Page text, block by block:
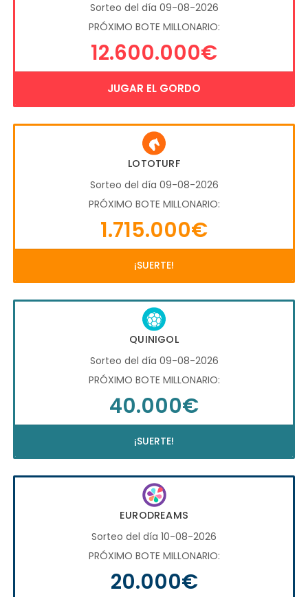
Sorteo del día 09-08-2026
PRÓXIMO BOTE MILLONARIO:
12.600.000€
JUGAR EL GORDO
LOTOTURF
Sorteo del día 09-08-2026
PRÓXIMO BOTE MILLONARIO:
1.715.000€
¡SUERTE!
QUINIGOL
Sorteo del día 09-08-2026
PRÓXIMO BOTE MILLONARIO:
40.000€
¡SUERTE!
EURODREAMS
Sorteo del día 10-08-2026
PRÓXIMO BOTE MILLONARIO:
20.000€